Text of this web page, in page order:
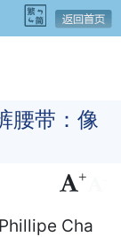
腰带：像
+
Cha